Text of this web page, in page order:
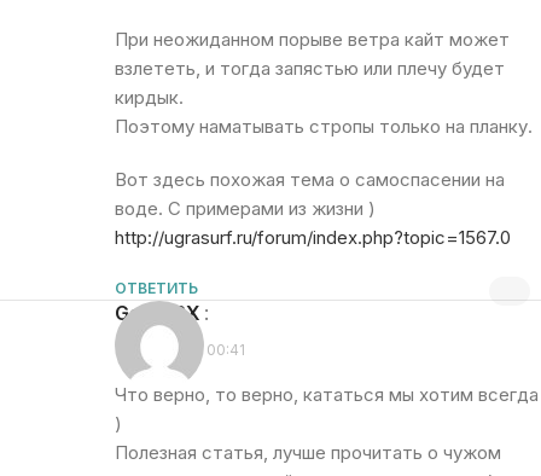
При неожиданном порыве ветра кайт может
взлететь, и тогда запястью или плечу будет
кирдык.
Поэтому наматывать стропы только на планку.
Вот здесь похожая тема о самоспасении на
воде. С примерами из жизни )
http://ugrasurf.ru/forum/index.php?topic=1567.0
ОТВЕТИТЬ
Garri_RX :
29.07.2012 в 00:41
Что верно, то верно, кататься мы хотим всегда
)
Полезная статья, лучше прочитать о чужом